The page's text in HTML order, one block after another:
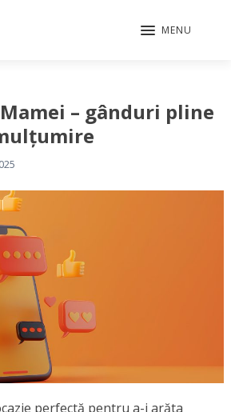
MENU
– gânduri pline
perfectă pentru a-i arăta